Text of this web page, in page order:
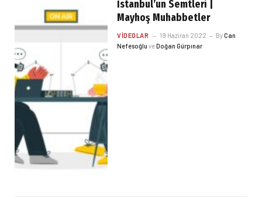
İstanbul’un Semtleri |
Mayhoş Muhabbetler
VIDEOLAR 19 Haziran 2022 ByCan
Nefesoğlu veDoğan Gürpınar